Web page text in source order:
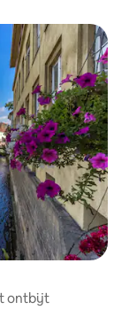
ontbijt